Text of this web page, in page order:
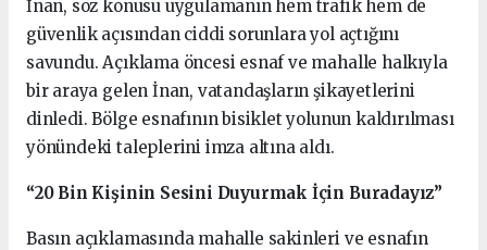
İnan, söz konusu uygulamanın hem trafik hem de
güvenlik açısından ciddi sorunlara yol açtığını
savundu. Açıklama öncesi esnaf ve mahalle halkıyla
bir araya gelen İnan, vatandaşların şikayetlerini
dinledi. Bölge esnafının bisiklet yolunun kaldırılması
yönündeki taleplerini imza altına aldı.
“20 Bin Kişinin Sesini Duyurmak İçin Buradayız”
Basın açıklamasında mahalle sakinleri ve esnafın